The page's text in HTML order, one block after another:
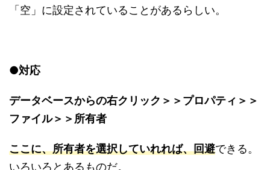
「空」に設定されていることがあるらしい。
●対応
データベースからの右クリック＞＞プロパティ＞＞
ファイル＞＞所有者
ここに、所有者を選択していれれば、回避できる。
いろいろとあるものだ。